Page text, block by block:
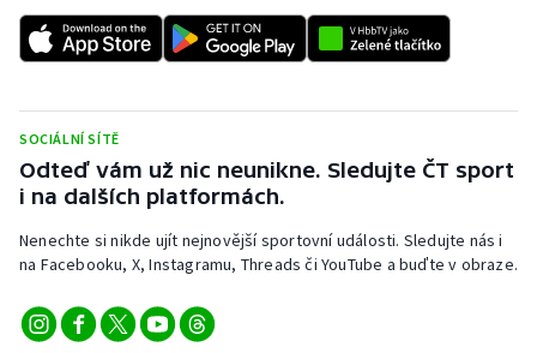
Stolní tenis
Veslování
Volejbal
Ostatní
SOCIÁLNÍ SÍTĚ
Odteď vám už nic neunikne. Sledujte ČT sport
i na dalších platformách.
Nenechte si nikde ujít nejnovější sportovní události. Sledujte nás i
na Facebooku, X, Instagramu, Threads či YouTube a buďte v obraze.